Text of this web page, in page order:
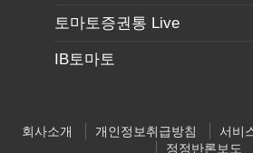
토마토증권통 Live
IB토마토
회사소개 개인정보취급방침 서비
정정반론보도